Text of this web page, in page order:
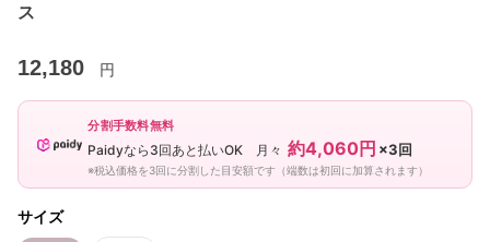
ス
12,180 円
分割手数料無料
Paidyなら3回あと払いOK 月々 約4,060円 ×3回
※税込価格を3回に分割した目安額です（端数は初回に加算されます）
サイズ